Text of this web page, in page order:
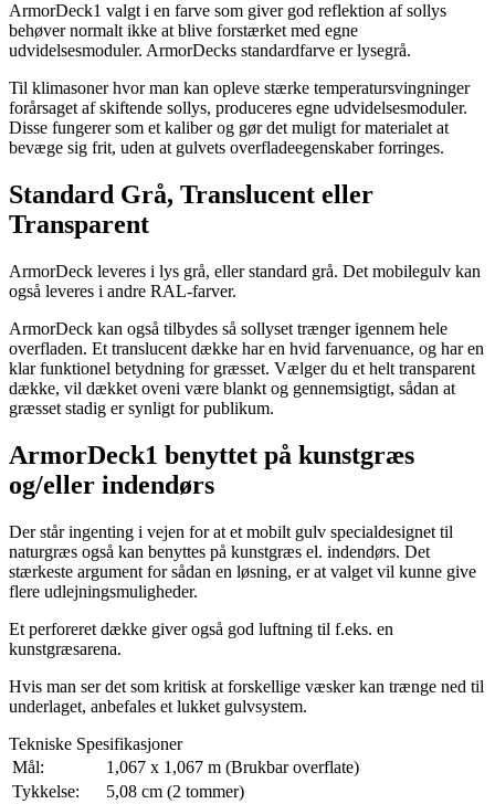
ArmorDeck1 valgt i en farve som giver god reflektion af sollys
behøver normalt ikke at blive forstærket med egne
udvidelsesmoduler. ArmorDecks standardfarve er lysegrå.
Til klimasoner hvor man kan opleve stærke temperatursvingninger
forårsaget af skiftende sollys, produceres egne udvidelsesmoduler.
Disse fungerer som et kaliber og gør det muligt for materialet at
bevæge sig frit, uden at gulvets overfladeegenskaber forringes.
Standard Grå, Translucent eller
Transparent
ArmorDeck leveres i lys grå, eller standard grå. Det mobilegulv kan
også leveres i andre RAL-farver.
ArmorDeck kan også tilbydes så sollyset trænger igennem hele
overfladen. Et translucent dække har en hvid farvenuance, og har en
klar funktionel betydning for græsset. Vælger du et helt transparent
dække, vil dækket oveni være blankt og gennemsigtigt, sådan at
græsset stadig er synligt for publikum.
ArmorDeck1 benyttet på kunstgræs
og/eller indendørs
Der står ingenting i vejen for at et mobilt gulv specialdesignet til
naturgræs også kan benyttes på kunstgræs el. indendørs. Det
stærkeste argument for sådan en løsning, er at valget vil kunne give
flere udlejningsmuligheder.
Et perforeret dække giver også god luftning til f.eks. en
kunstgræsarena.
Hvis man ser det som kritisk at forskellige væsker kan trænge ned til
underlaget, anbefales et lukket gulvsystem.
Tekniske Spesifikasjoner
Mål:
1,067 x 1,067 m (Brukbar overflate)
Tykkelse:
5,08 cm (2 tommer)